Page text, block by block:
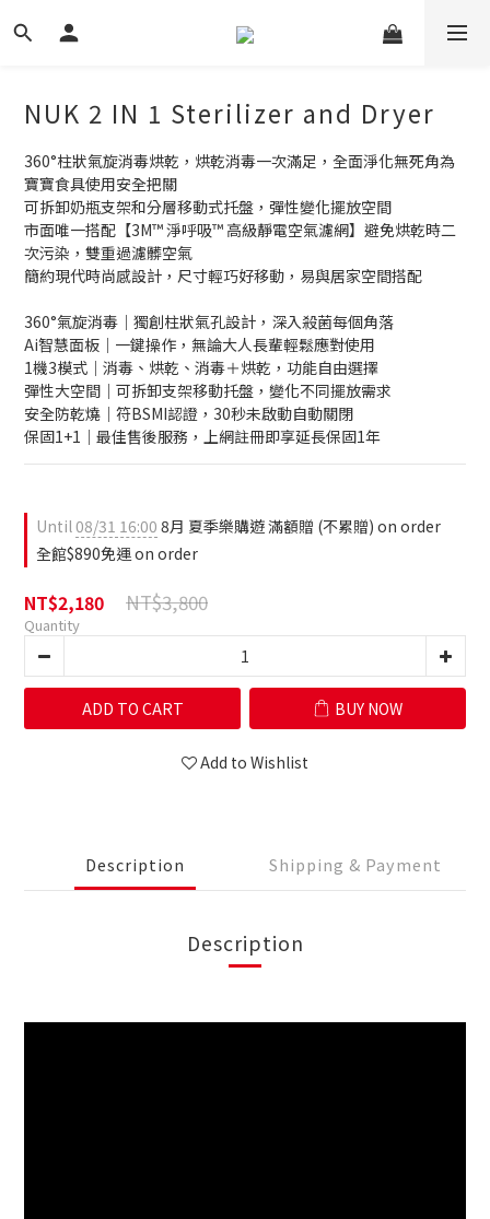
NUK 2 IN 1 Sterilizer and Dryer
360°柱狀氣旋消毒烘乾，烘乾消毒一次滿足，全面淨化無死角為
寶寶食具使用安全把關
可拆卸奶瓶支架和分層移動式托盤，彈性變化擺放空間
市面唯一搭配【3M™ 淨呼吸™ 高級靜電空氣濾網】避免烘乾時二
次污染，雙重過濾髒空氣
簡約現代時尚感設計，尺寸輕巧好移動，易與居家空間搭配
360°氣旋消毒｜獨創柱狀氣孔設計，深入殺菌每個角落
Ai智慧面板｜一鍵操作，無論大人長輩輕鬆應對使用
1機3模式｜消毒、烘乾、消毒＋烘乾，功能自由選擇
彈性大空間｜可拆卸支架移動托盤，變化不同擺放需求
安全防乾燒｜符BSMI認證，30秒未啟動自動關閉
保固1+1｜最佳售後服務，上網註冊即享延長保固1年
Until08/31 16:00 8月 夏季樂購遊 滿額贈 (不累贈) on order
全館$890免運 on order
NT$2,180 NT$3,800
Quantity
ADD TO CART BUY NOW
Add to Wishlist
Description Shipping & Payment
Description